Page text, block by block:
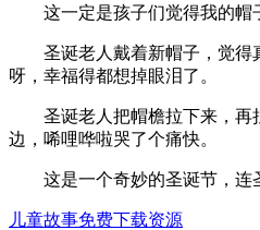
这一定是孩子们觉得我的帽
圣诞老人戴着新帽子，觉得
呀，幸福得都想掉眼泪了。
圣诞老人把帽檐拉下来，再
边，唏哩哗啦哭了个痛快。
这是一个奇妙的圣诞节，连
儿童故事免费下载资源